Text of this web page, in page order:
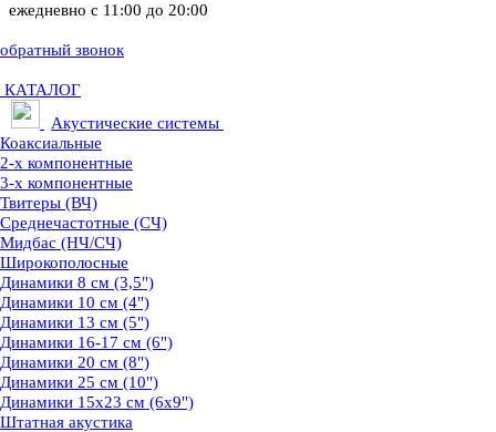
ежедневно с 11:00 до 20:00
обратный звонок
КАТАЛОГ
Акустические системы
Коаксиальные
2-х компонентные
3-х компонентные
Твитеры (ВЧ)
Среднечастотные (СЧ)
Мидбас (НЧ/СЧ)
Широкополосные
Динамики 8 см (3,5")
Динамики 10 см (4")
Динамики 13 см (5")
Динамики 16-17 см (6")
Динамики 20 см (8")
Динамики 25 см (10")
Динамики 15х23 см (6х9")
Штатная акустика